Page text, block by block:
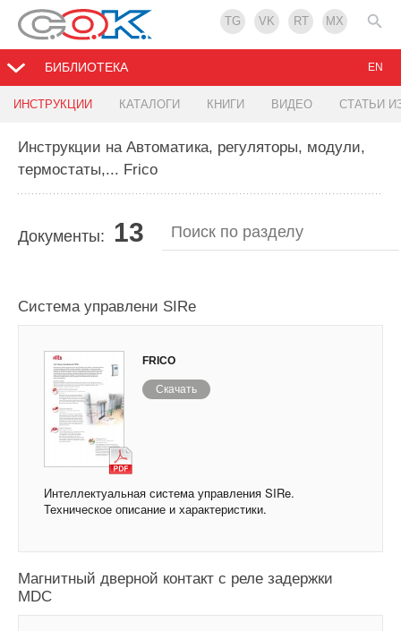
TG VK RT MX
БИБЛИОТЕКА
ИНСТРУКЦИИ КАТАЛОГИ КНИГИ ВИДЕО СТАТЬИ
EN
Инструкции на Автоматика, регуляторы, модули,
термостаты,... Frico
Документы: 13
Система управлени SIRe
FRICO
Скачать
Интеллектуальная система управления SIRe.
Техническое описание и характеристики.
Магнитный дверной контакт с реле задержки
MDC